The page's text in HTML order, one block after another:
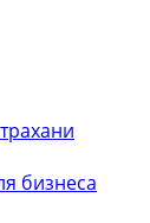
бизнеса